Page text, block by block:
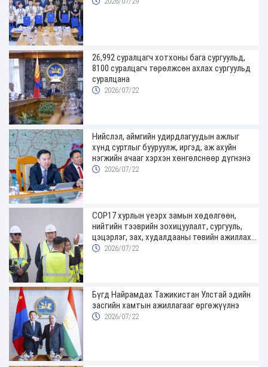
авсан. Тус аймгийн Онцгой байдлын газрын Бор-Өндөр сум
дахь Гал түймэр унтраах, аврах 49 дүгээр ангийн алба хаагчид
40 км замыг туулан 07:35 цагт очиход иргэн М-ын “Toyota
Prius-20” загварын суудлын автомашин цасанд суусан
байсныг 20 минут ажиллаж татан гаргасан.ОНЦГОЙ БАЙДЛЫН
ЕРӨНХИЙ ГАЗАР
26,992 суралцагч хотхоны бага сургуульд,
8100 суралцагч төрөлжсөн ахлах сургуульд
суралцана
2026/07/22
Нийслэл, аймгийн удирдлагуудын ажлыг
хүнд суртлыг бууруулж, иргэд, аж ахуйн
нэгжийн ачааг хэрхэн хөнгөлснөөр дүгнэнэ
2026/07/22
COP17 хурлын үеэрх замын хөдөлгөөн,
нийтийн тээврийн зохицуулалт, сургууль,
цэцэрлэг, зах, худалдааны төвийн ажиллах
хуваарийг гаргаж, иргэдэд мэдээлэхийг
2026/07/22
Бүгд Найрамдах Тажикистан Улстай эдийн
засгийн хамтын ажиллагааг өргөжүүлнэ
2026/07/22